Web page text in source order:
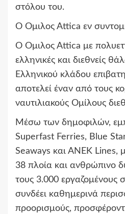
στόλου του.
Ο Όμιλος Αttica εν
Ο Όμιλος Αttica με
ελληνικές και διεθνείς
Ελληνικού κλάδου
αποτελεί έναν από τους
ναυτιλιακούς Ομίλους
Μέσω των δημοφιλών,
Superfast Ferries, Blue
Seaways και ΑΝΕΚ Lines,
38 πλοία και ανθρώπινο
τους 3.000 εργαζομένους
συνδέει καθημερινά
προορισμούς,